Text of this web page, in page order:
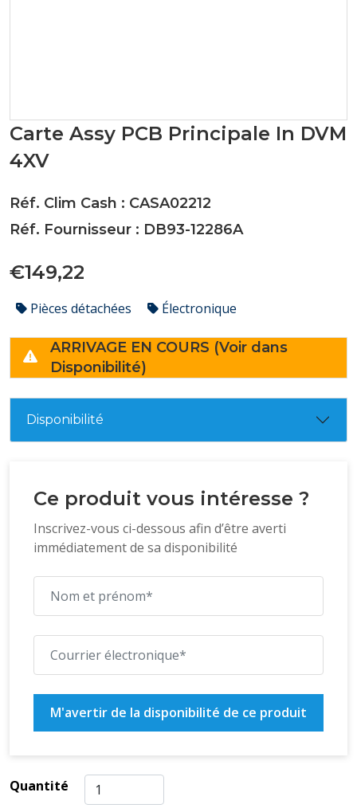
Carte Assy PCB Principale In DVM
4XV
Réf. Clim Cash : CASA02212
Réf. Fournisseur : DB93-12286A
€149,22
Pièces détachées Électronique
ARRIVAGE EN COURS (Voir dans
Disponibilité)
Disponibilité
Ce produit vous intéresse ?
Inscrivez-vous ci-dessous afin d’être averti
immédiatement de sa disponibilité
M'avertir de la disponibilité de ce produit
Quantité